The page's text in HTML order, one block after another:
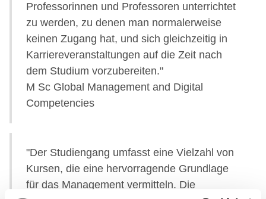
Professorinnen und Professoren unterrichtet
zu werden, zu denen man normalerweise
keinen Zugang hat, und sich gleichzeitig in
Karriereveranstaltungen auf die Zeit nach
dem Studium vorzubereiten."
M Sc Global Management and Digital
Competencies
"Der Studiengang umfasst eine Vielzahl von
Kursen, die eine hervorragende Grundlage
für das Management vermitteln. Die